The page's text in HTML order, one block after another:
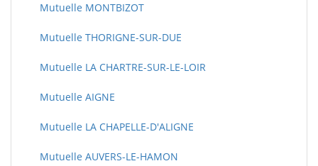
Mutuelle MONTBIZOT
Mutuelle THORIGNE-SUR-DUE
Mutuelle LA CHARTRE-SUR-LE-LOIR
Mutuelle AIGNE
Mutuelle LA CHAPELLE-D'ALIGNE
Mutuelle AUVERS-LE-HAMON